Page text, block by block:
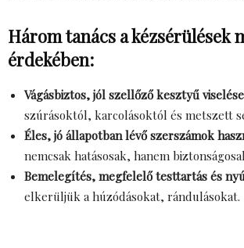
Három tanács a kézsérülések
érdekében:
Vágásbiztos, jól szellőző kesztyű viselése
szúrásoktól, karcolásoktól és metszett
Éles, jó állapotban lévő szerszámok
nemcsak hatásosak, hanem
Bemelegítés, megfelelő testtartás és
elkerüljük a húzódásokat, rándulásokat.